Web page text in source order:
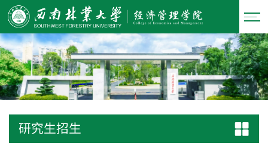
研究生招生